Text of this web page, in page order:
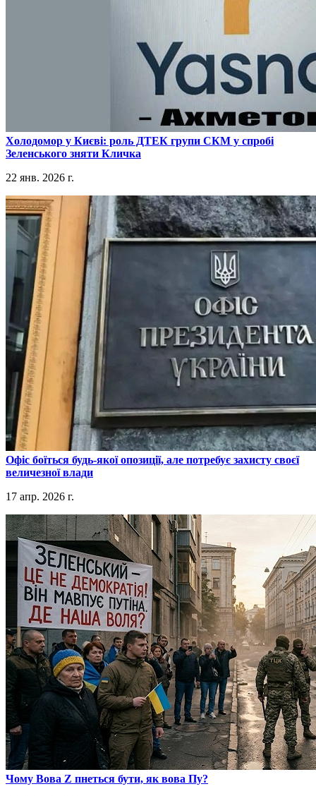
​Холодомор у Києві: роль ДТЕК групи СКМ у спробі
Зеленського зняти Кличка
22 янв. 2026 г.
​Офіс боїться будь-якої опозиції, але потребує захисту своєї
величезної влади
17 апр. 2026 г.
​Чому Вова Z пнеться бути, як вова Пу?